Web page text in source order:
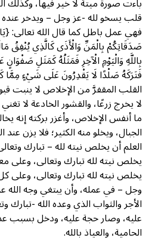
قلب يسخو لله -عز وجل – ويدخر
فهي عمل باطل كما قال الله تعالى: {يَا
صَدَقَاتِكُمْ بِالْمَنِّ وَالْأَذَى كَالَّذِي يُنْفِقُ
بِاللَّهِ وَالْيَوْمِ الْآخِرِ فَمَثَلُهُ كَمَثَلِ
القلب المقفرَّ من الإخلاص لا ينبت
لا يخرج زرعًا، والقشور الخادعة لا
ما أنفس الإخلاص، وأغزر بركته إنه
الجبال، ويخلو منه الكثير؛ فلا يزن
العلم أن يخلص نيته لله – تبارك
يخلص نيته لله تبارك وتعالى، وعلى
يخلص نيته لله تبارك وتعالى،
وجل – في عمله، وأن يبتغي وجه
الأجر والثواب الذي وعده الله -تبارك
عليه، وصار حجة عليه، ودخل بسبب
الحامية، والعياذ بالله.